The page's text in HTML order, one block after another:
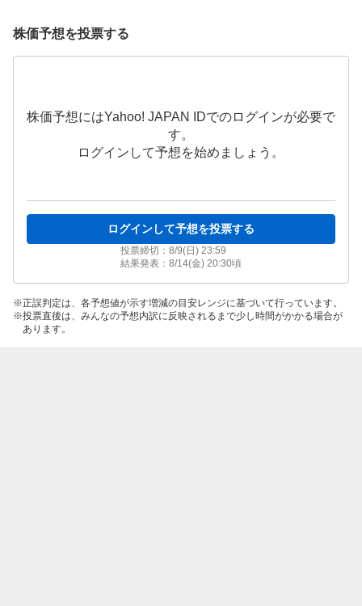
株価予想を投票する
株価予想にはYahoo! JAPAN IDでのログインが必要で
す。
ログインして予想を始めましょう。
ログインして予想を投票する
投票締切： 8/9(日) 23:59
結果発表： 8/14(金) 20:30頃
正誤判定は、各予想値が示す増減の目安レンジに基づいて行っています。
投票直後は、みんなの予想内訳に反映されるまで少し時間がかかる場合が
あります。